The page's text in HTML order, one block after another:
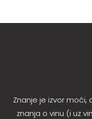
Znanje je izvor moći,
znanja o vinu (i uz